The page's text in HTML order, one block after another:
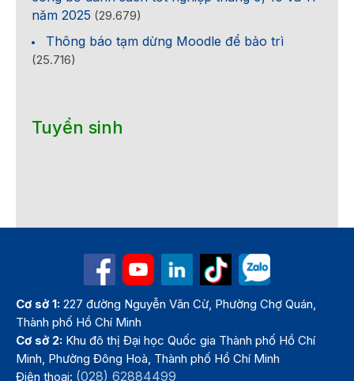
năm 2025 (29.679)
Thông báo tạm dừng Moodle để bảo trì
(25.716)
Tuyển sinh
Cơ sở 1: 227 đường Nguyễn Văn Cừ, Phường Chợ Quán,
Thành phố Hồ Chí Minh
Cơ sở 2: Khu đô thị Đại học Quốc gia Thành phố Hồ Chí
Minh, Phường Đông Hoà, Thành phố Hồ Chí Minh
Điện thoại: (028) 62884499